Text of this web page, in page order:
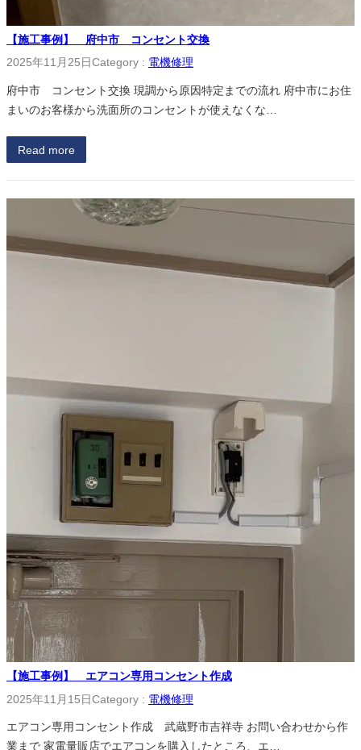
【施工事例】 府中市 コンセント交換
2025年11月25日Category : 電機修理
府中市 コンセント交換 現調から原因特定までの流れ 府中市にお住
まいのお客様から洗面所のコンセントが使えなくな…
Read more
【施工事例】 エアコン専用コンセント作成
2025年11月15日Category : 電機修理
エアコン専用コンセント作成 武蔵野市吉祥寺 お問い合わせから作
業まで 家電量販店でエアコンを購入したところ、エ…